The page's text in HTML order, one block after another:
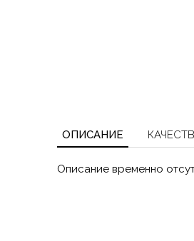
ОПИСАНИЕ
Описание временно